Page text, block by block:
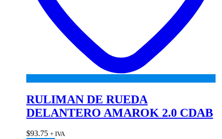
RULIMAN DE RUEDA
DELANTERO AMAROK 2.0 CDAB
$93.75 + IVA